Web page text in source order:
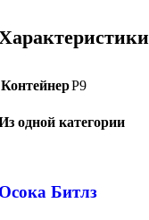
КонтейнерР9
одной категории
Битлз